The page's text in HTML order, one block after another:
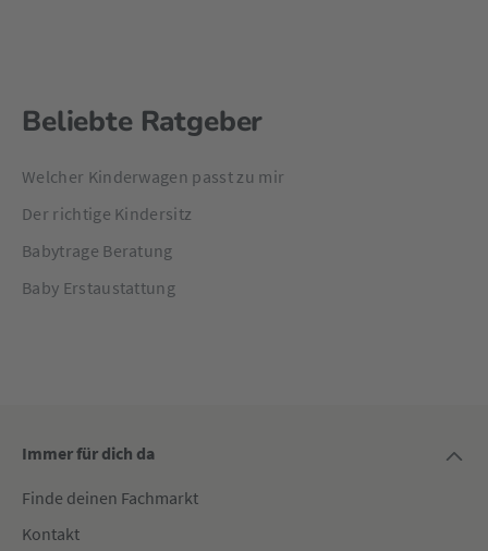
Beliebte Ratgeber
Welcher Kinderwagen passt zu mir
Der richtige Kindersitz
Babytrage Beratung
Baby Erstaustattung
Immer für dich da
Finde deinen Fachmarkt
Kontakt